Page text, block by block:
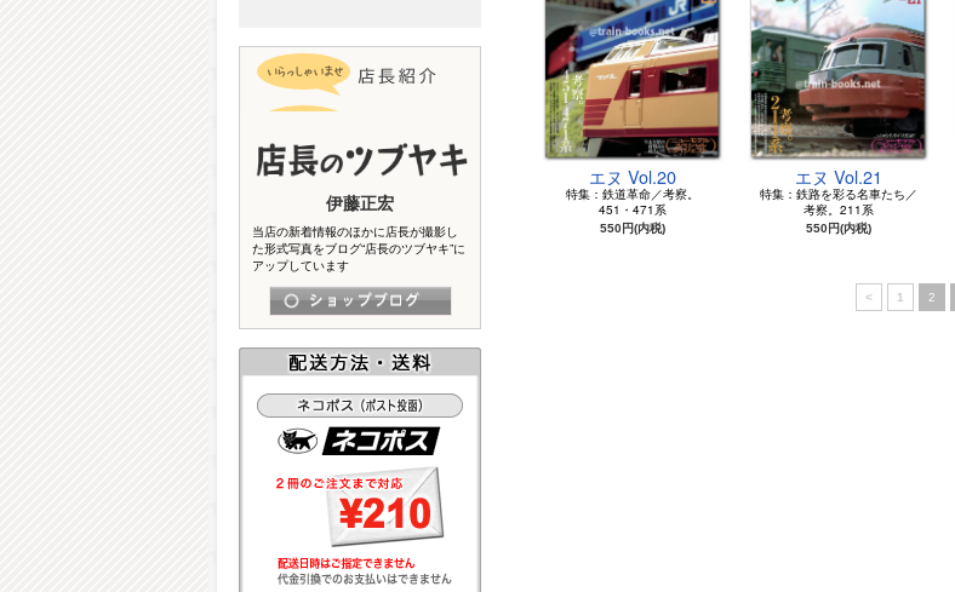
伊藤正宏
当店の新着情報のほかに店長が撮影し
た形式写真をブログ“店長のツブヤキ”に
アップしています
エヌ Vol.20
特集：鉄道革命／考察。
451・471系
550円(内税)
エヌ Vol.21
特集：鉄路を彩る名車たち／
考察。211系
550円(内税)
< 1 2